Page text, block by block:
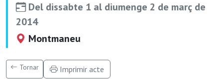
Del dissabte 1 al diumenge 2 de març de
2014
Montmaneu
Tornar Imprimir acte